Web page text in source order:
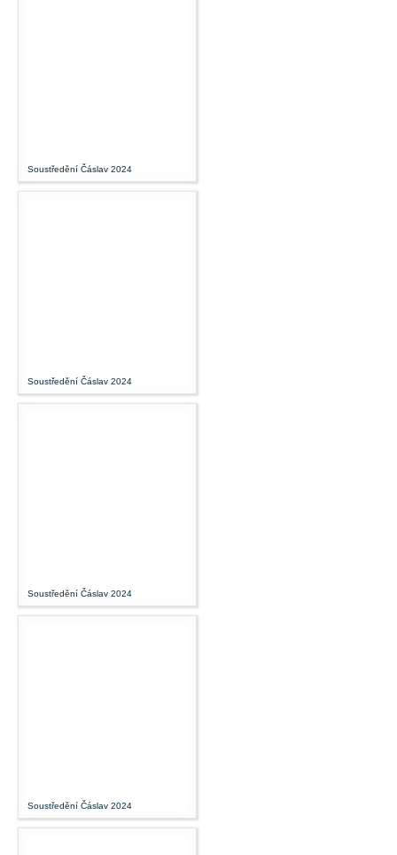
Soustředění Čáslav 2024
Soustředění Čáslav 2024
Soustředění Čáslav 2024
Soustředění Čáslav 2024